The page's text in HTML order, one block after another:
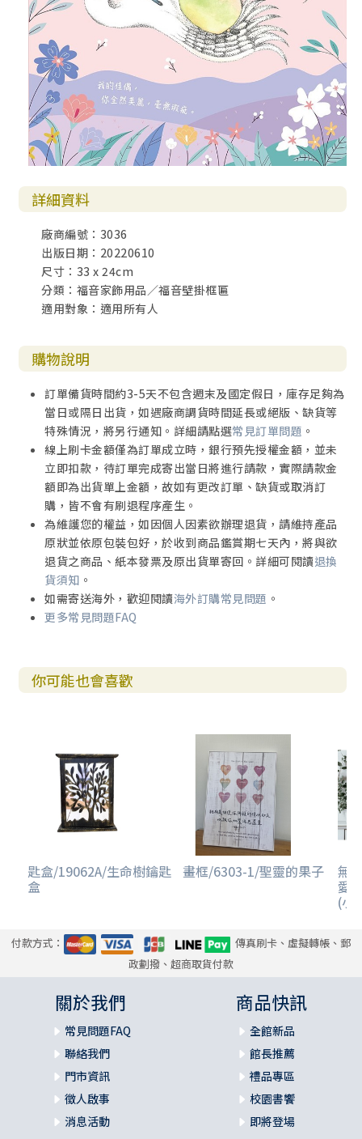
詳細資料
廠商編號：3036
出版日期：20220610
尺寸：33 x 24cm
分類：福音家飾用品／福音壁掛框匾
適用對象：適用所有人
購物說明
訂單備貨時間約3-5天不包含週末及國定假日，庫存足夠為
當日或隔日出貨，如遇廠商調貨時間延長或絕版、缺貨等
特殊情況，將另行通知。詳細請點選常見訂單問題 。
線上刷卡金額僅為訂單成立時，銀行預先授權金額，並未
立即扣款，待訂單完成寄出當日將進行請款，實際請款金
額即為出貨單上金額，故如有更改訂單、缺貨或取消訂
購，皆不會有刷退程序產生。
為維護您的權益，如因個人因素欲辦理退貨，請維持產品
原狀並依原包裝包好，於收到商品鑑賞期七天內，將與欲
退貨之商品、紙本發票及原出貨單寄回。詳細可閱讀退換
貨須知 。
如需寄送海外，歡迎閱讀海外訂購常見問題 。
更多常見問題FAQ
你可能也會喜歡
匙盒/19062A/生命樹鑰匙
盒
畫框/6303-1/聖靈的果子 無
愛
(小
付款方式：
傳真刷卡、虛擬轉帳、郵
政劃撥、超商取貨付款
關於我們
常見問題FAQ
聯絡我們
門市資訊
徵人啟事
消息活動
商品快訊
全館新品
館長推薦
禮品專區
校園書饗
即將登場